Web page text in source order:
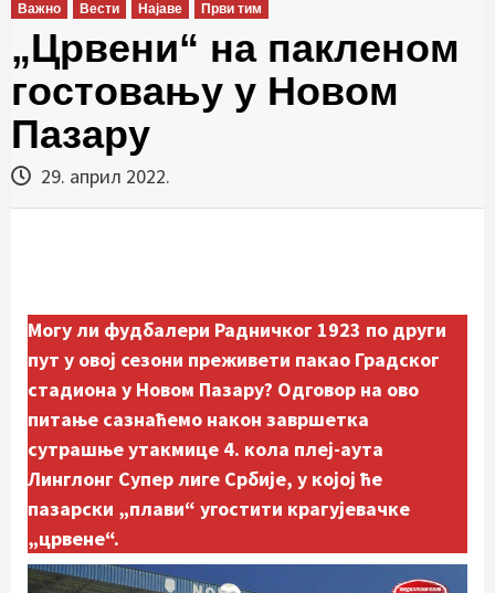
Важно Вести Најаве Први тим
„Црвени“ на пакленом
гостовању у Новом
Пазару
29. април 2022.
Могу ли фудбалери Радничког 1923 по други
пут у овој сезони преживети пакао Градског
стадиона у Новом Пазару? Одговор на ово
питање сазнаћемо након завршетка
сутрашње утакмице 4. кола плеј-аута
Линглoнг Супер лиге Србије, у којој ће
пазарски „плави“ угостити крагујевачке
„црвене“.